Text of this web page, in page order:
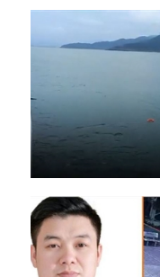
Baikal
Crimea
Chính trị
Công nghệ
Chuyện hay
Chuyện lạ
Cuộc sống quanh ta
Casino